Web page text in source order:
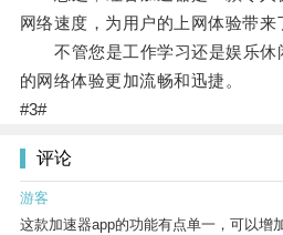
网络速度，为用户的上网体验带来
不管您是工作学习还是娱乐休
的网络体验更加流畅和迅捷。
#3#
评论
游客
这款加速器app的功能有点单一，可以增